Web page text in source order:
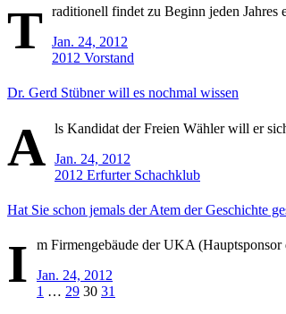
T raditionell findet zu Beginn jeden Jahres
Jan. 24, 2012
2012 Vorstand
Dr. Gerd Stübner will es nochmal wissen
A ls Kandidat der Freien Wähler will er
Jan. 24, 2012
2012 Erfurter Schachklub
Hat Sie schon jemals der Atem der Geschichte
I
m Firmengebäude der UKA
Jan. 24, 2012
Seitennummerierung
1 … 29 30 31